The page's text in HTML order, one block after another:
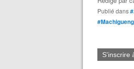
Publié dans
S'inscrire